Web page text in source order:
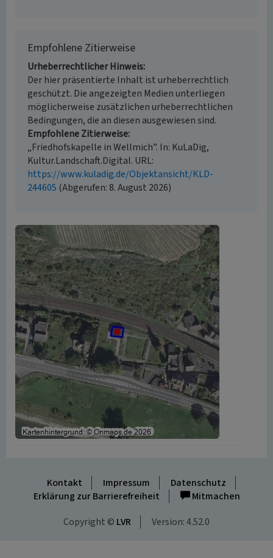
Empfohlene Zitierweise
Urheberrechtlicher Hinweis
Der hier präsentierte Inhalt ist urheberrechtlich
geschützt. Die angezeigten Medien unterliegen
möglicherweise zusätzlichen urheberrechtlichen
Bedingungen, die an diesen ausgewiesen sind.
Empfohlene Zitierweise
„Friedhofskapelle in Wellmich”. In: KuLaDig,
Kultur.Landschaft.Digital. URL:
https://www.kuladig.de/Objektansicht/KLD-
244605 (Abgerufen: 8. August 2026)
Kontakt Impressum
Datenschutz
Erklärung zur Barrierefreiheit
Mitmachen
Copyright © LVR Version: 4.52.0